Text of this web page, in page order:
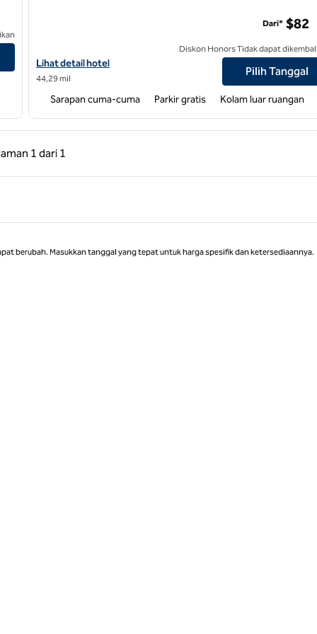
Lihat detail hotel untuk Tru by Hilton Asheville Blue Ridge
Lihat detail hotel
44,29 mil
Dari* $82
Diskon Honors Tidak dapat
Pilih Tanggal
Sarapan cuma-cuma Parkir gratis Kolam luar ruangan
Halaman 1 dari 1
Sebelumnya, 1 dari 1
1 dari 1
berubah. Masukkan tanggal yang tepat untuk harga spesifik dan ketersediaannya.